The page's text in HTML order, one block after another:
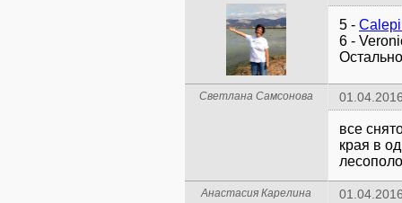
5 -
6 -
Светлана Самсонова
все
края в
Анастасия Карелина